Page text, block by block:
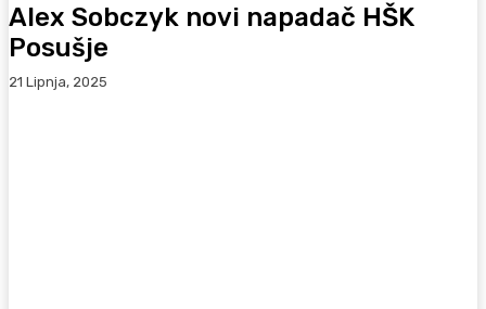
Alex Sobczyk novi napadač HŠK
Posušje
21 Lipnja, 2025